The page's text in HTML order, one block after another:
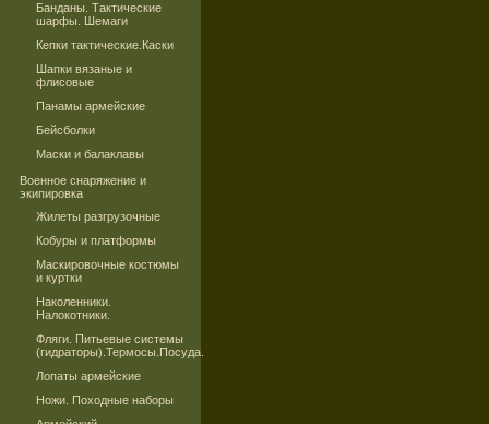
Банданы. Тактические
шарфы. Шемаги
Кепки тактические.Каски
Шапки вязаные и
флисовые
Панамы армейские
Бейсболки
Маски и балаклавы
Военное снаряжение и
экипировка
Жилеты разгрузочные
Кобуры и платформы
Маскировочные костюмы
и куртки
Наколенники.
Налокотники.
Фляги. Питьевые системы
(гидраторы).Термосы.Посуда.
Лопаты армейские
Ножи. Походные наборы